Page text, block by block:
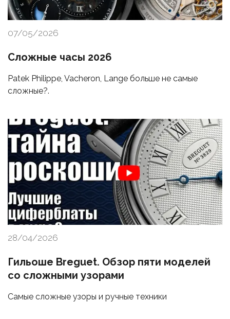
07/05/2026
Сложные часы 2026
Patek Philippe, Vacheron, Lange больше не самые
сложные?.
28/04/2026
Гильоше Breguet. Обзор пяти моделей
со сложными узорами
Самые сложные узоры и ручные техники